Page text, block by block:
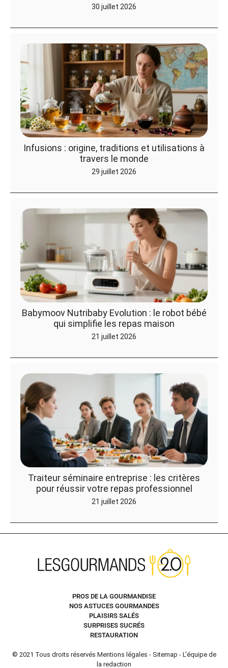
30 juillet 2026
Infusions : origine, traditions et utilisations à
travers le monde
29 juillet 2026
Babymoov Nutribaby Evolution : le robot bébé
qui simplifie les repas maison
21 juillet 2026
Traiteur séminaire entreprise : les critères
pour réussir votre repas professionnel
21 juillet 2026
PROS DE LA GOURMANDISE
NOS ASTUCES GOURMANDES
PLAISIRS SALÉS
SURPRISES SUCRÉS
RESTAURATION
© 2021 Tous droits réservés Mentions légales - Sitemap - L'équipe de
la redaction